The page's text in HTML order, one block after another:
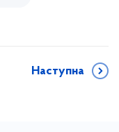
Наступна